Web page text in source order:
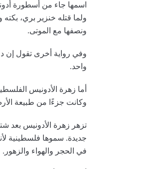
اسمها جاء من أسطورة
ولما قتله خنزير بري،
ونصفها مع الموتى.
وفي رواية أخرى تقول إن
واحد.
أما زهرة الأدونيس
وكانت جزءًا من طبيعة الأرض
تزهر زهرة الأدونيس بعد
جديدة. سموها فلسطينية
في الحجر والهواء والزهور.